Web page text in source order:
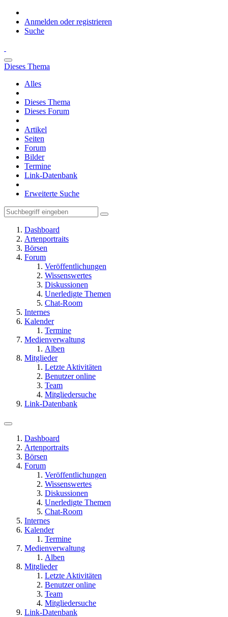
Anmelden oder registrieren
Suche
Dieses Thema
Alles
Dieses Thema
Dieses Forum
Artikel
Seiten
Forum
Bilder
Termine
Link-Datenbank
Erweiterte Suche
Dashboard
Artenportraits
Börsen
Forum
Veröffentlichungen
Wissenswertes
Diskussionen
Unerledigte Themen
Chat-Room
Internes
Kalender
Termine
Medienverwaltung
Alben
Mitglieder
Letzte Aktivitäten
Benutzer online
Team
Mitgliedersuche
Link-Datenbank
Dashboard
Artenportraits
Börsen
Forum
Veröffentlichungen
Wissenswertes
Diskussionen
Unerledigte Themen
Chat-Room
Internes
Kalender
Termine
Medienverwaltung
Alben
Mitglieder
Letzte Aktivitäten
Benutzer online
Team
Mitgliedersuche
Link-Datenbank